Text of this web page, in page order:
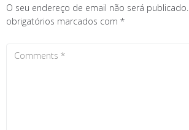
O seu endereço de email não será publicado.
obrigatórios marcados com *